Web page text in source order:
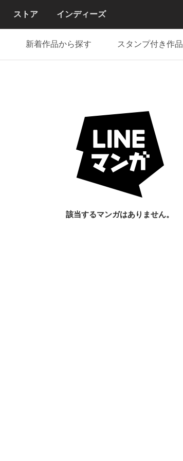
ストア インディーズ
新着作品から探す スタンプ付き作品
該当するマンガはありません。